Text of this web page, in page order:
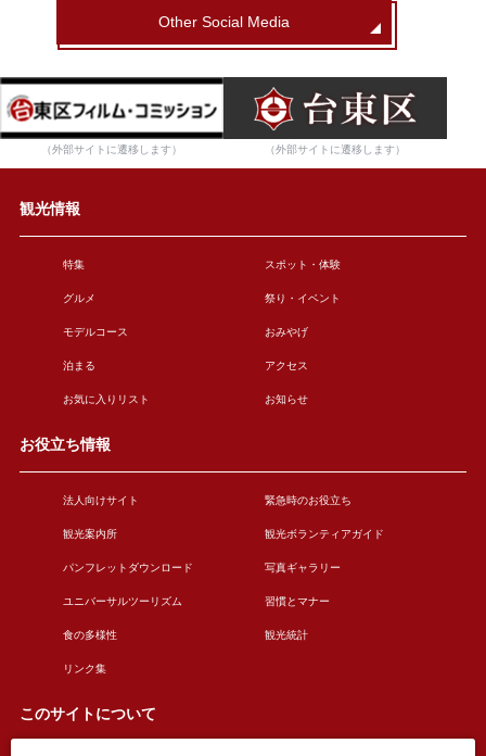
Other Social Media
（外部サイトに遷移します） （外部サイトに遷移します）
観光情報
特集 スポット・体験
グルメ 祭り・イベント
モデルコース おみやげ
泊まる アクセス
お気に入りリスト お知らせ
お役立ち情報
法人向けサイト 緊急時のお役立ち
観光案内所 観光ボランティアガイド
パンフレットダウンロード 写真ギャラリー
ユニバーサルツーリズム 習慣とマナー
食の多様性 観光統計
リンク集
このサイトについて